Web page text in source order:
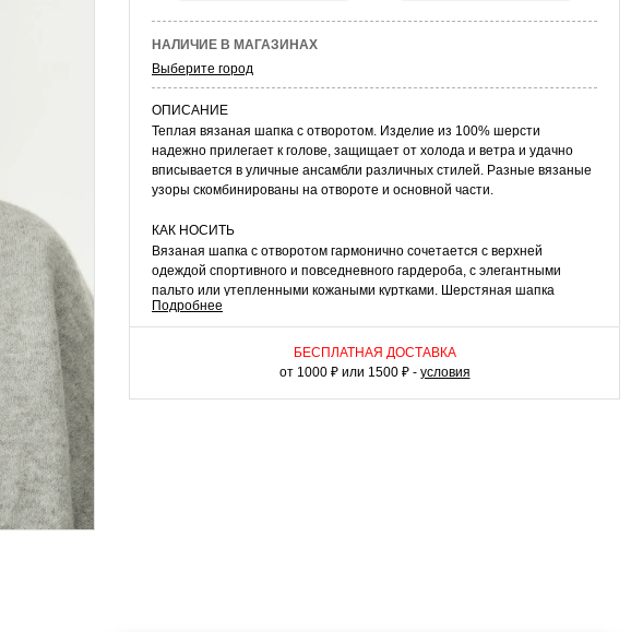
НАЛИЧИЕ В МАГАЗИНАХ
Выберите город
ОПИСАНИЕ
Теплая вязаная шапка с отворотом. Изделие из 100% шерсти
надежно прилегает к голове, защищает от холода и ветра и удачно
вписывается в уличные ансамбли различных стилей. Разные вязаные
узоры скомбинированы на отвороте и основной части.
КАК НОСИТЬ
Вязаная шапка с отворотом гармонично сочетается с верхней
одеждой спортивного и повседневного гардероба, с элегантными
пальто или утепленными кожаными куртками. Шерстяная шапка
составит комплект шерстяным перчаткам и палантину.
Подробнее
БЕСПЛАТНАЯ ДОСТАВКА
от 1000 ₽ или 1500 ₽ - условия